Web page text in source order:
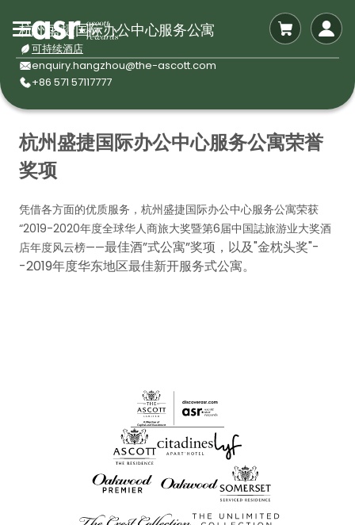
杭州盛捷国际办公中心服务公寓
可持续酒店
enquiry.hangzhou@the-ascott.com
+86 571 57117777
杭州盛捷国际办公中心服务公寓荣誉
奖项
凭借各方面的优质服务，杭州盛捷国际办公中心服务公寓荣获
“2019-2020年度全球华人商旅大奖暨第6届中国誌旅游业大奖酒
店年度风云榜——最佳酒”式公寓”奖项，以及"金枕头奖"-
-2019年度华东地区最佳新开服务式公寓。